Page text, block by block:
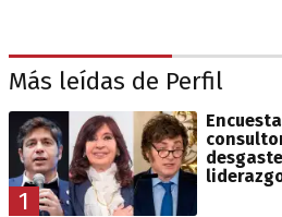
Más leídas de Perfil
1